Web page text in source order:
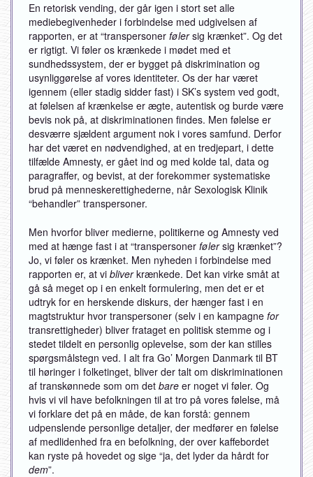
En retorisk vending, der går igen i stort set alle
mediebegivenheder i forbindelse med udgivelsen af
rapporten, er at “transpersoner følersig krænket”. Og det
er rigtigt. Vi føler os krænkede i mødet med et
sundhedssystem, der er bygget på diskrimination og
usynliggørelse af vores identiteter. Os der har været
igennem (eller stadig sidder fast) i SK’s system ved godt,
at følelsen af krænkelse er ægte, autentisk og burde være
bevis nok på, at diskriminationen findes. Men følelse er
desværre sjældent argument nok i vores samfund. Derfor
har det været en nødvendighed, at en tredjepart, i dette
tilfælde Amnesty, er gået ind og med kolde tal, data og
paragraffer, og bevist, at der forekommer systematiske
brud på menneskerettighederne, når Sexologisk Klinik
“behandler” transpersoner.
Men hvorfor bliver medierne, politikerne og Amnesty ved
med at hænge fast i at “transpersoner følersig krænket”?
Jo, vi føler os krænket. Men nyheden i forbindelse med
rapporten er, at vi bliverkrænkede. Det kan virke småt at
gå så meget op i en enkelt formulering, men det er et
udtryk for en herskende diskurs, der hænger fast i en
magtstruktur hvor transpersoner (selv i en kampagne for
transrettigheder) bliver frataget en politisk stemme og i
stedet tildelt en personlig oplevelse, som der kan stilles
spørgsmålstegn ved. I alt fra Go’ Morgen Danmark til BT
til høringer i folketinget, bliver der talt om diskriminationen
af transkønnede som om det bareer noget vi føler. Og
hvis vi vil have befolkningen til at tro på vores følelse, må
vi forklare det på en måde, de kan forstå: gennem
udpenslende personlige detaljer, der medfører en følelse
af medlidenhed fra en befolkning, der over kaffebordet
kan ryste på hovedet og sige “ja, det lyder da hårdt for
dem”.